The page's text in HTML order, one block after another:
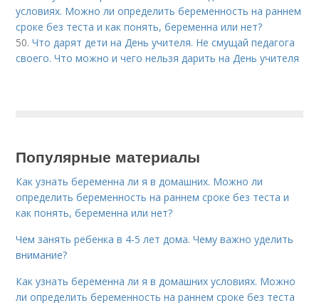
условиях. Можно ли определить беременность на раннем
сроке без теста и как понять, беременна или нет?
50.Что дарят дети на День учителя. Не смущай педагога
своего. Что можно и чего нельзя дарить на День учителя
Популярные материалы
Как узнать беременна ли я в домашних. Можно ли
определить беременность на раннем сроке без теста и
как понять, беременна или нет?
Чем занять ребенка в 4-5 лет дома. Чему важно уделить
внимание?
Как узнать беременна ли я в домашних условиях. Можно
ли определить беременность на раннем сроке без теста